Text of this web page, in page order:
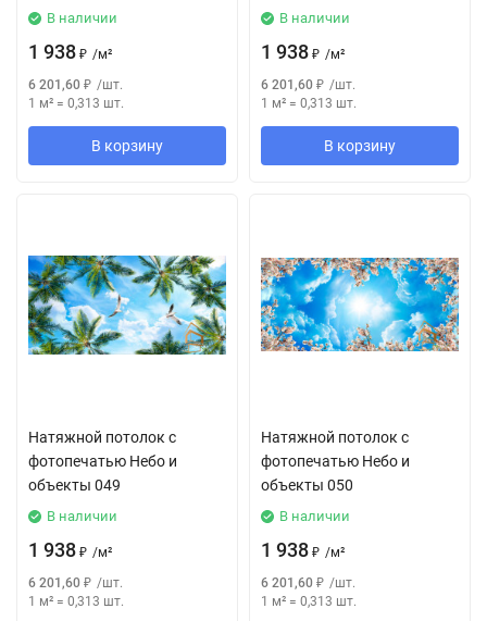
В наличии
1 938 ₽ /м²
6 201,60 ₽ /шт.
1 м² = 0,313 шт.
В корзину
В наличии
1 938 ₽ /м²
6 201,60 ₽ /шт.
1 м² = 0,313 шт.
В корзину
Натяжной потолок с
фотопечатью Небо и
объекты 049
В наличии
1 938 ₽ /м²
6 201,60 ₽ /шт.
1 м² = 0,313 шт.
Натяжной потолок с
фотопечатью Небо и
объекты 050
В наличии
1 938 ₽ /м²
6 201,60 ₽ /шт.
1 м² = 0,313 шт.